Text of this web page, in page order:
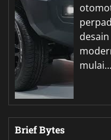
mulai…
Brief Bytes